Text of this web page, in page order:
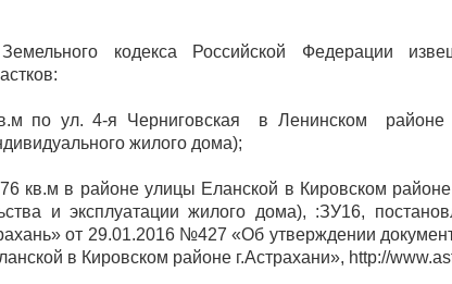
кодекса Российской Федерации
по ул. 4-я Черниговская в Ленинском районе
жилого дома);
кв.м в районе улицы Еланской в Кировском
и эксплуатации жилого дома), :ЗУ16,
от 29.01.2016 №427 «Об утверждении
в Кировском районе г.Астрахани», http://